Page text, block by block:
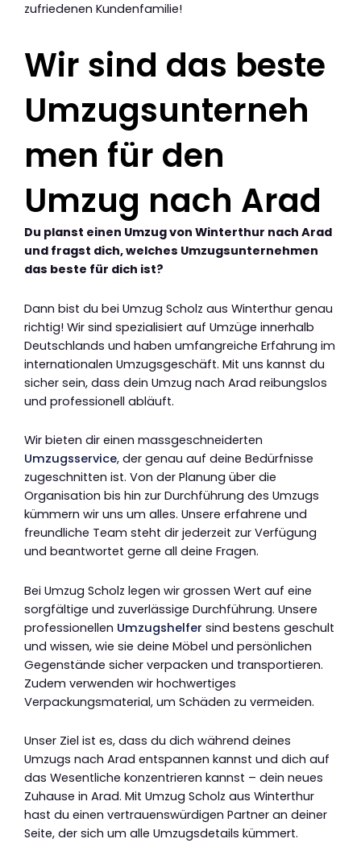
zufriedenen Kundenfamilie!
Wir sind das beste
Umzugsunterneh
men für den
Umzug nach Arad
Du planst einen Umzug von Winterthur nach Arad
und fragst dich, welches Umzugsunternehmen
das beste für dich ist?
Dann bist du bei Umzug Scholz aus Winterthur genau
richtig! Wir sind spezialisiert auf Umzüge innerhalb
Deutschlands und haben umfangreiche Erfahrung im
internationalen Umzugsgeschäft. Mit uns kannst du
sicher sein, dass dein Umzug nach Arad reibungslos
und professionell abläuft.
Wir bieten dir einen massgeschneiderten
Umzugsservice, der genau auf deine Bedürfnisse
zugeschnitten ist. Von der Planung über die
Organisation bis hin zur Durchführung des Umzugs
kümmern wir uns um alles. Unsere erfahrene und
freundliche Team steht dir jederzeit zur Verfügung
und beantwortet gerne all deine Fragen.
Bei Umzug Scholz legen wir grossen Wert auf eine
sorgfältige und zuverlässige Durchführung. Unsere
professionellen Umzugshelfer sind bestens geschult
und wissen, wie sie deine Möbel und persönlichen
Gegenstände sicher verpacken und transportieren.
Zudem verwenden wir hochwertiges
Verpackungsmaterial, um Schäden zu vermeiden.
Unser Ziel ist es, dass du dich während deines
Umzugs nach Arad entspannen kannst und dich auf
das Wesentliche konzentrieren kannst – dein neues
Zuhause in Arad. Mit Umzug Scholz aus Winterthur
hast du einen vertrauenswürdigen Partner an deiner
Seite, der sich um alle Umzugsdetails kümmert.